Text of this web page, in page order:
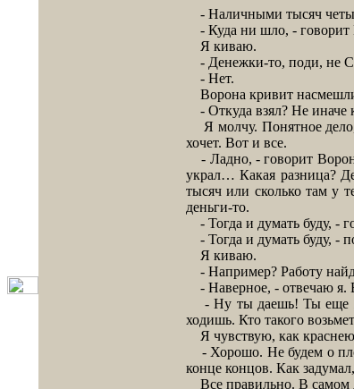
- Наличными тысяч
- Куда ни шло, - говорит
Я киваю.
- Денежки-то, поди, не
- Нет.
Ворона кривит
- Откуда взял? Не иначе
Я молчу. Понятное дело,
хочет. Вот и все.
- Ладно, - говорит
украл… Какая разница?
тысяч или сколько там у
деньги-то.
- Тогда и думать буду, -
- Тогда и думать буду, -
Я киваю.
- Например? Работу
- Наверное, - отвечаю я.
- Ну ты даешь! Ты еще
ходишь. Кто такого
Я чувствую, как
- Хорошо. Не будем о
конце концов. Как
Все правильно. В самом